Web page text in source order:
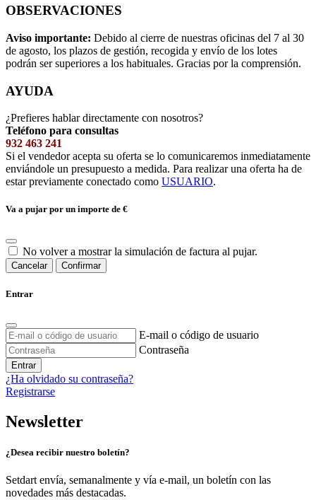
OBSERVACIONES
Aviso importante: Debido al cierre de nuestras oficinas del 7 al 30
de agosto, los plazos de gestión, recogida y envío de los lotes
podrán ser superiores a los habituales. Gracias por la comprensión.
AYUDA
¿Prefieres hablar directamente con nosotros?
Teléfono para consultas
932 463 241
Si el vendedor acepta su oferta se lo comunicaremos inmediatamente
enviándole un presupuesto a medida. Para realizar una oferta ha de
estar previamente conectado como USUARIO.
Va a pujar por un importe de €
No volver a mostrar la simulación de factura al pujar.
Cancelar Confirmar
Entrar
E-mail o código de usuario
Contraseña
Entrar
¿Ha olvidado su contraseña?
Registrarse
Newsletter
¿Desea recibir nuestro boletín?
Setdart envía, semanalmente y vía e-mail, un boletín con las
novedades más destacadas.